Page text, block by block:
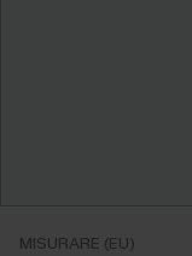
MISURARE (EU)